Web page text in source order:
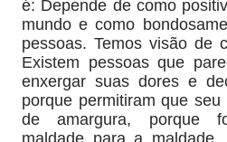
é: Depende de como
mundo e como
pessoas. Temos visão de
Existem pessoas que
enxergar suas dores e
porque permitiram que
de amargura, porque
maldade para a maldade.